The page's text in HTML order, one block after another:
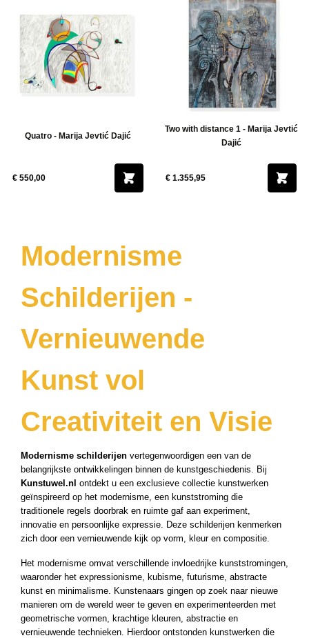
Quatro - Marija Jevtić Dajić
€ 550,00
Two with distance 1 - Marija Jevtić
Dajić
€ 1.355,95
Modernisme
Schilderijen -
Vernieuwende
Kunst vol
Creativiteit en Visie
Modernisme schilderijen vertegenwoordigen een van de
belangrijkste ontwikkelingen binnen de kunstgeschiedenis. Bij
Kunstuwel.nl ontdekt u een exclusieve collectie kunstwerken
geïnspireerd op het modernisme, een kunststroming die
traditionele regels doorbrak en ruimte gaf aan experiment,
innovatie en persoonlijke expressie. Deze schilderijen kenmerken
zich door een vernieuwende kijk op vorm, kleur en compositie.
Het modernisme omvat verschillende invloedrijke kunststromingen,
waaronder het expressionisme, kubisme, futurisme, abstracte
kunst en minimalisme. Kunstenaars gingen op zoek naar nieuwe
manieren om de wereld weer te geven en experimenteerden met
geometrische vormen, krachtige kleuren, abstractie en
vernieuwende technieken. Hierdoor ontstonden kunstwerken die